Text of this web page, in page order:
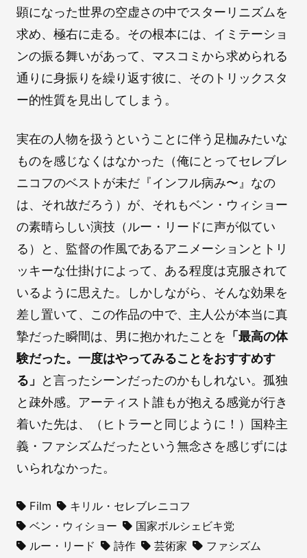
顕になった世界の空虚さの中でスターリニズムを
求め、極右に走る。その根本には、イミテーショ
ンの振る舞いがあって、マスコミから求められる
通りに身振りを繰り返す彼に、そのトリックスタ
ー的性質を見出してしまう。
実在の人物を扱うということに伴う足枷みたいな
ものを感じなくはなかった（俺にとってセレブレ
ニコフのベストが未だ『インフル病み〜』なの
は、それ故だろう）が、それもベン・ウィショー
の素晴らしい演技（ルー・リードに声が似てい
る）と、監督の作風であるアニメーションとトリ
ッキーな仕掛けによって、ある程度は克服されて
いるように思えた。しかしながら、そんな効果を
差し置いて、この作品の中で、主人公が本当に真
摯だった瞬間は、男に抱かれたことを 「最高の体
験だった。一度はやってみることをおすすめす
る」
と言ったシーンだったのかもしれない。孤独
と疎外感。アーティスト誰もが抱える感覚が行き
着いた先は、（ヒトラーと同じように！）国粋主
義・ファシズムだったという無念さを感じずには
いられなかった。
Film
キリル・セレブレニコフ
ベン・ウィショー
国家ボルシェビキ党
ルー・リード
詩作 芸術家
ファシズム